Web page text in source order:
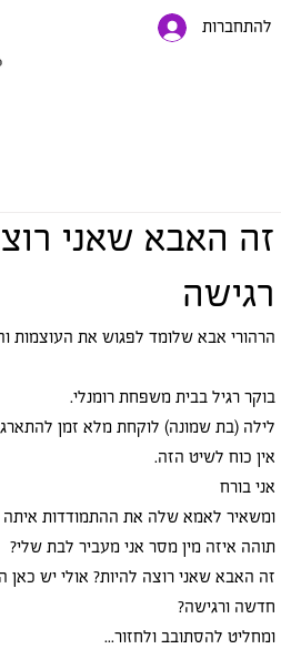
להתחברות
זה האבא שאני
רגישה
הרהורי אבא שלומד לפגוש את העוצמות
בוקר רגיל בבית משפחת רומנלי.
לילה (בת שמונה) לוקחת מלא זמן
אין כוח לשיט הזה.
אני בורח
ומשאיר לאמא שלה את ההתמודדות איתה
תוהה איזה מין מסר אני מעביר לבת שלי?
זה האבא שאני רוצה להיות? אולי יש כאן
חדשה ורגישה?
ומחליט להסתובב ולחזור...